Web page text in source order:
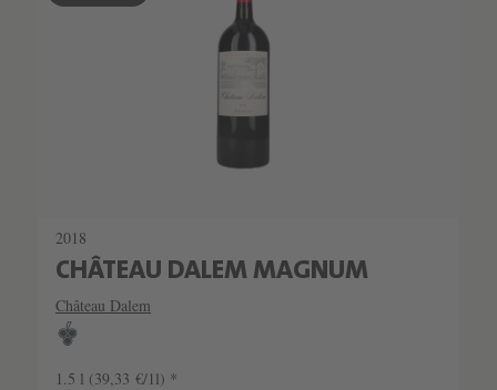
2018
CHÂTEAU DALEM MAGNUM
Château Dalem
1.5 l (39,33 €/1l) *